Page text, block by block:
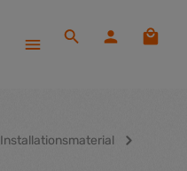
Installationsmaterial